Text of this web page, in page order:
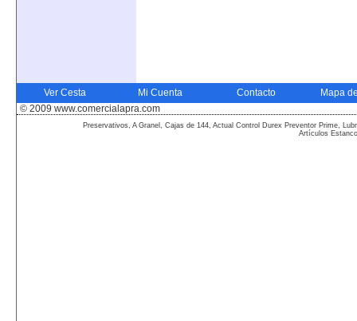
Ver Cesta Mi Cuenta Contacto
Mapa
© 2009 www.comercialapra.com
Preservativos, A Granel, Cajas de 144, Actual Control Durex Preventor Prime,
Artículos